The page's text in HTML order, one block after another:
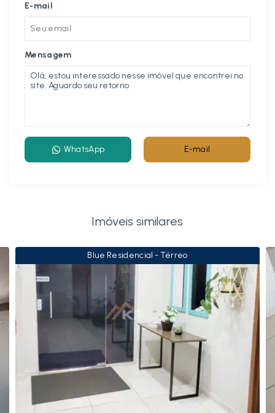
E-mail
Mensagem
WhatsApp E-mail
Imóveis similares
Blue Residencial - Térreo